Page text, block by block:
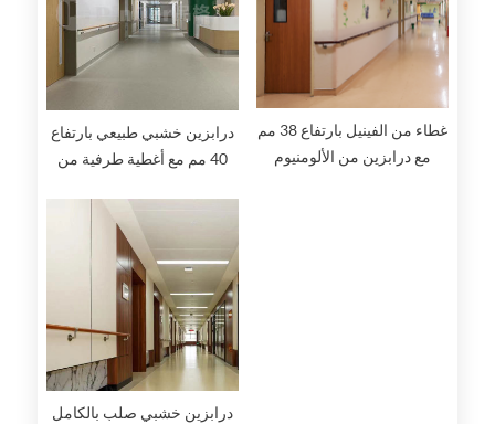
درابزين خشبي طبيعي بارتفاع
40 مم مع أغطية طرفية من
غطاء من الفينيل بارتفاع 38 مم
مع درابزين من الألومنيوم
درابزين خشبي صلب بالكامل